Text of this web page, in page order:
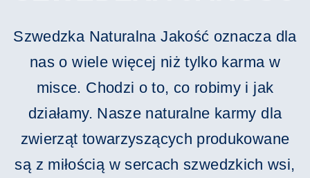
Szwedzka Naturalna Jakość oznacza dla
nas o wiele więcej niż tylko karma w
misce. Chodzi o to, co robimy i jak
działamy. Nasze naturalne karmy dla
zwierząt towarzyszących produkowane
są z miłością w sercach szwedzkich wsi,